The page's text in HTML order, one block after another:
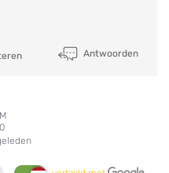
Antwoorden